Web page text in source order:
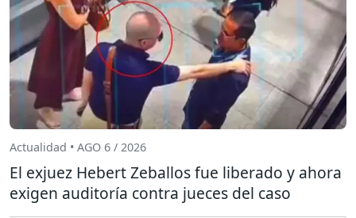
Actualidad • AGO 6 / 2026
El exjuez Hebert Zeballos fue liberado y ahora
exigen auditoría contra jueces del caso